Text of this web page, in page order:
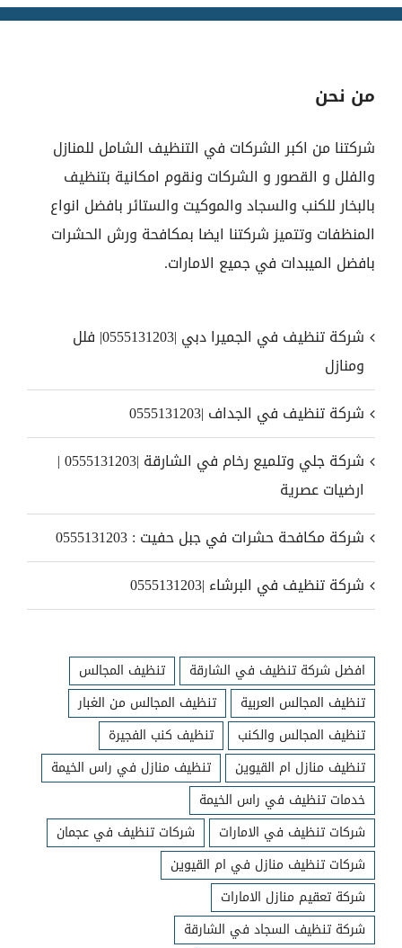
من نحن
شركتنا من اكبر الشركات في التنظيف الشامل للمنازل
والفلل و القصور و الشركات ونقوم امكانية بتنظيف
بالبخار للكنب والسجاد والموكيت والستائر بافضل انواع
المنظفات وتتميز شركتنا ايضا بمكافحة ورش الحشرات
بافضل الميبدات في جميع الامارات.
شركة تنظيف في الجميرا دبي |0555131203| فلل
ومنازل
شركة تنظيف في الجداف |0555131203
شركة جلي وتلميع رخام في الشارقة |0555131203 |
ارضيات عصرية
شركة مكافحة حشرات في جبل حفيت : 0555131203
شركة تنظيف في البرشاء |0555131203
افضل شركة تنظيف في الشارقة
تنظيف المجالس
تنظيف المجالس العربية
تنظيف المجالس من الغبار
تنظيف المجالس والكنب
تنظيف كنب الفجيرة
تنظيف منازل ام القيوين
تنظيف منازل في راس الخيمة
خدمات تنظيف في راس الخيمة
شركات تنظيف في الامارات
شركات تنظيف في عجمان
شركات تنظيف منازل في ام القيوين
شركة تعقيم منازل الامارات
شركة تنظيف السجاد في الشارقة